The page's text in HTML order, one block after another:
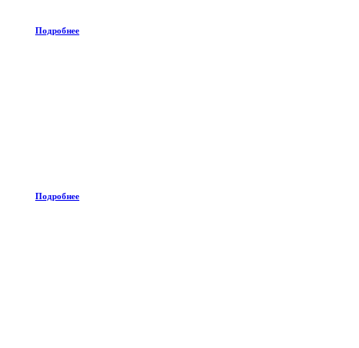
Подробнее
Подробнее